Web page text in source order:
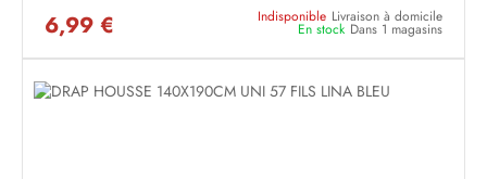
6,99 € Indisponible Livraison à domicile
En stock Dans 1 magasins